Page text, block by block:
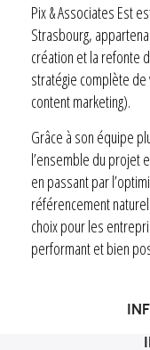
Pix & Associates Est
Strasbourg,
création et la refonte
stratégie complète de
content marketing).
Grâce à son équipe
l’ensemble du projet
en passant par
référencement
choix pour les
performant et bien